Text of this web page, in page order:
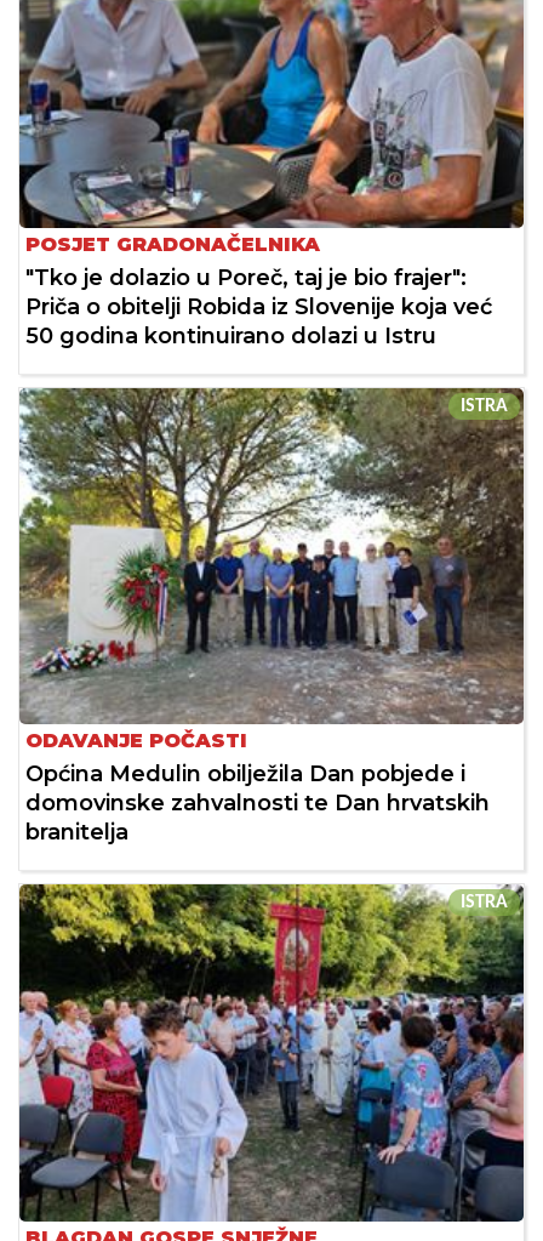
POSJET GRADONAČELNIKA
"Tko je dolazio u Poreč, taj je bio frajer":
Priča o obitelji Robida iz Slovenije koja već
50 godina kontinuirano dolazi u Istru
ISTRA
ODAVANJE POČASTI
Općina Medulin obilježila Dan pobjede i
domovinske zahvalnosti te Dan hrvatskih
branitelja
ISTRA